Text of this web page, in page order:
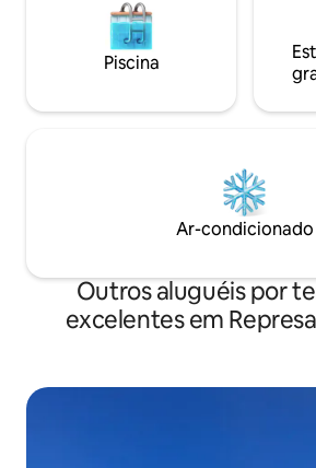
Piscina
Ar-condicionado
Outros aluguéis por
excelentes em